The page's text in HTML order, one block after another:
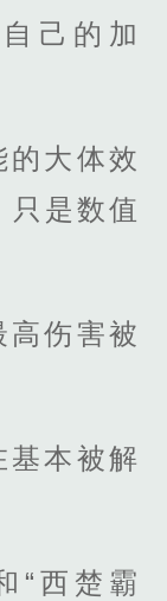
己的加
大体效
只是数值
伤害被
基本被解
“西楚霸